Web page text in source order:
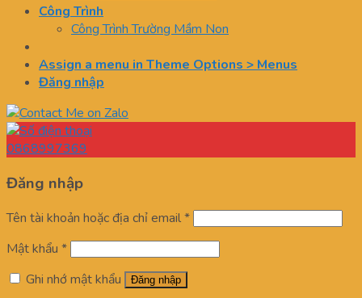
Công Trình
Công Trình Trường Mầm Non
Assign a menu in Theme Options > Menus
Đăng nhập
0868997369
Đăng nhập
Tên tài khoản hoặc địa chỉ email*
Mật khẩu *
Ghi nhớ mật khẩu
Đăng nhập